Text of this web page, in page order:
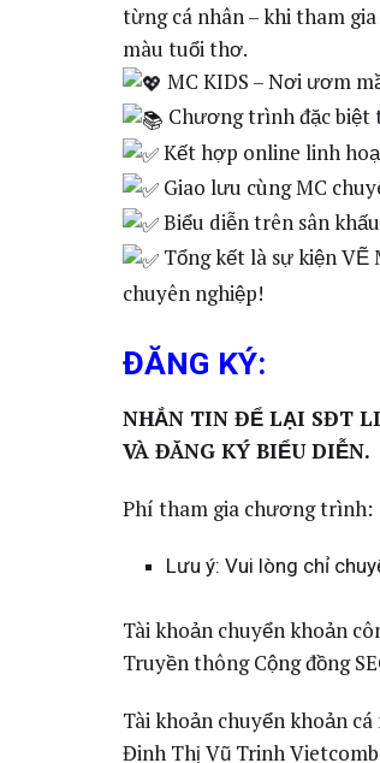
từng cá nhân – khi tham
màu tuổi thơ.
MC KIDS – Nơi ươm
Chương trình đặc biệt
Kết hợp online linh
Giao lưu cùng MC
Biểu diễn trên sân
Tổng kết là sự kiện VẼ
chuyên nghiệp!
ĐĂNG KÝ:
NHẮN TIN ĐỂ LẠI SĐT
VÀ ĐĂNG KÝ BIỂU DIỄN.
Phí tham gia chương trình:
Lưu ý: Vui lòng chỉ
Tài khoản chuyển khoản
Truyền thông Cộng đồng
Tài khoản chuyển khoản
Đinh Thị Vũ Trinh